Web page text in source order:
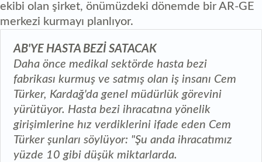
ekibi olan şirket, önümüzdeki dönemde bir AR-GE
merkezi kurmayı planlıyor.
AB'YE HASTA BEZİ SATACAK
Daha önce medikal sektörde hasta bezi
fabrikası kurmuş ve satmış olan iş insanı Cem
Türker, Kardağ'da genel müdürlük görevini
yürütüyor. Hasta bezi ihracatına yönelik
girişimlerine hız verdiklerini ifade eden Cem
Türker şunları söylüyor: "Şu anda ihracatımız
yüzde 10 gibi düşük miktarlarda.